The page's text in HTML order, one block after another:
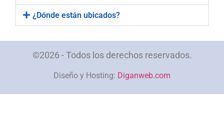
¿Dónde están ubicados?
©2026 - Todos los derechos reservados.
Diseño y Hosting: Diganweb.com